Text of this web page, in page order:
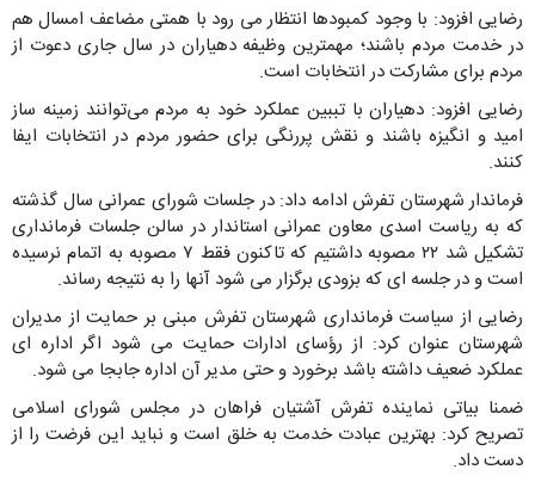
رضایی افزود: با وجود کمبودها انتظار می رود با همتی مضاعف امسال هم
در خدمت مردم باشند؛ مهمترین وظیفه دهیاران در سال جاری دعوت از
مردم برای مشارکت در انتخابات است.
رضایی افزود: دهیاران با تببین عملکرد خود به مردم می‌توانند زمینه ساز
امید و انگیزه باشند و نقش پررنگی برای حضور مردم در انتخابات ایفا
کنند.
فرماندار شهرستان تفرش ادامه داد: در جلسات شورای عمرانی سال گذشته
که به ریاست اسدی معاون عمرانی استاندار در سالن جلسات فرمانداری
تشکیل شد ۲۲ مصوبه داشتیم که تاکنون فقط ۷ مصوبه به اتمام نرسیده
است و در جلسه ای که بزودی برگزار می شود آنها را به نتیجه رساند.
رضایی از سیاست فرمانداری شهرستان تفرش مبنی بر حمایت از مدیران
شهرستان عنوان کرد: از رؤسای ادارات حمایت می شود اگر اداره ای
عملکرد ضعیف داشته باشد برخورد و حتی مدیر آن اداره جابجا می شود.
ضمنا بیاتی نماینده تفرش آشتیان فراهان در مجلس شورای اسلامی
تصریح کرد: بهترین عبادت خدمت به خلق است و نباید این فرضت را از
دست داد.